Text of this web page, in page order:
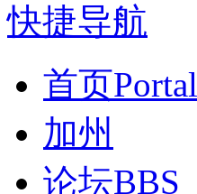
快捷导航
首页Portal
加州
论坛BBS